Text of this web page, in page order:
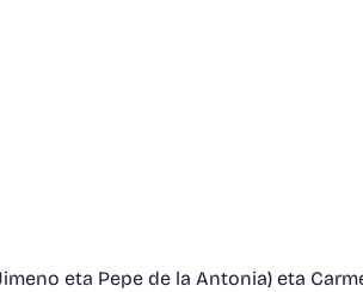
eta Pepe de la Antonia) eta